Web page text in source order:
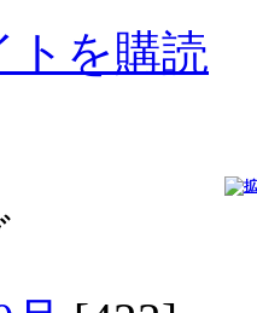
トを購読